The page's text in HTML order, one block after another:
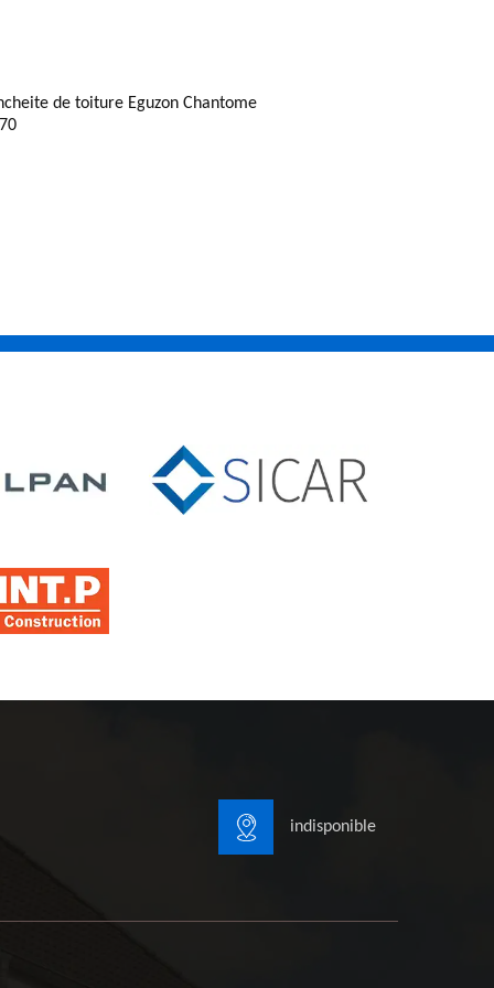
de toiture Eguzon Chantome
indisponible